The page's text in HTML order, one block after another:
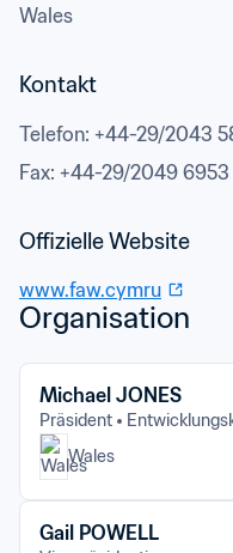
Wales
Kontakt
Telefon: +44-29/2043
Fax: +44-29/2049 6953
www.faw.cymru
Organisation
Michael JONES
Präsident
Wales
Gail POWELL